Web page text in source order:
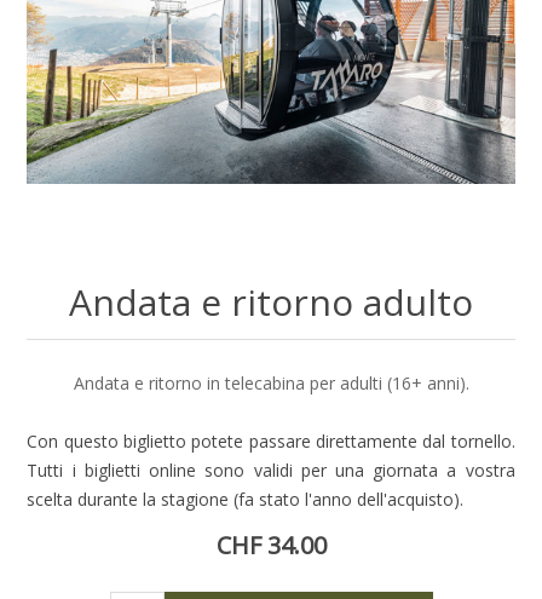
Andata e ritorno adulto
Andata e ritorno in telecabina per adulti (16+ anni).
Con questo biglietto potete passare direttamente dal tornello.
Tutti i biglietti online sono validi per una giornata a vostra
scelta durante la stagione (fa stato l'anno dell'acquisto).
CHF 34.00